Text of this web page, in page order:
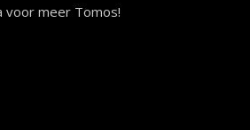
voor meer Tomos!